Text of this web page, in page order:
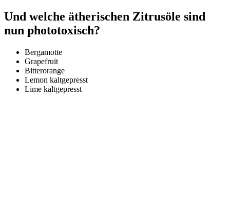
Und welche ätherischen Zitrusöle sind
nun phototoxisch?
Bergamotte
Grapefruit
Bitterorange
Lemon kaltgepresst
Lime kaltgepresst